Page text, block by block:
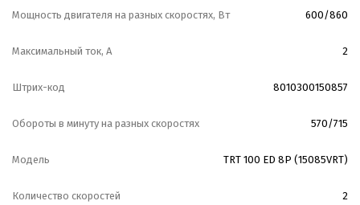
Мощность двигателя на разных скоростях, Вт 600/860
Максимальный ток, А 2
Штрих-код 8010300150857
Обороты в минуту на разных скоростях 570/715
Модель TRT 100 ED 8P (15085VRT)
Количество скоростей 2